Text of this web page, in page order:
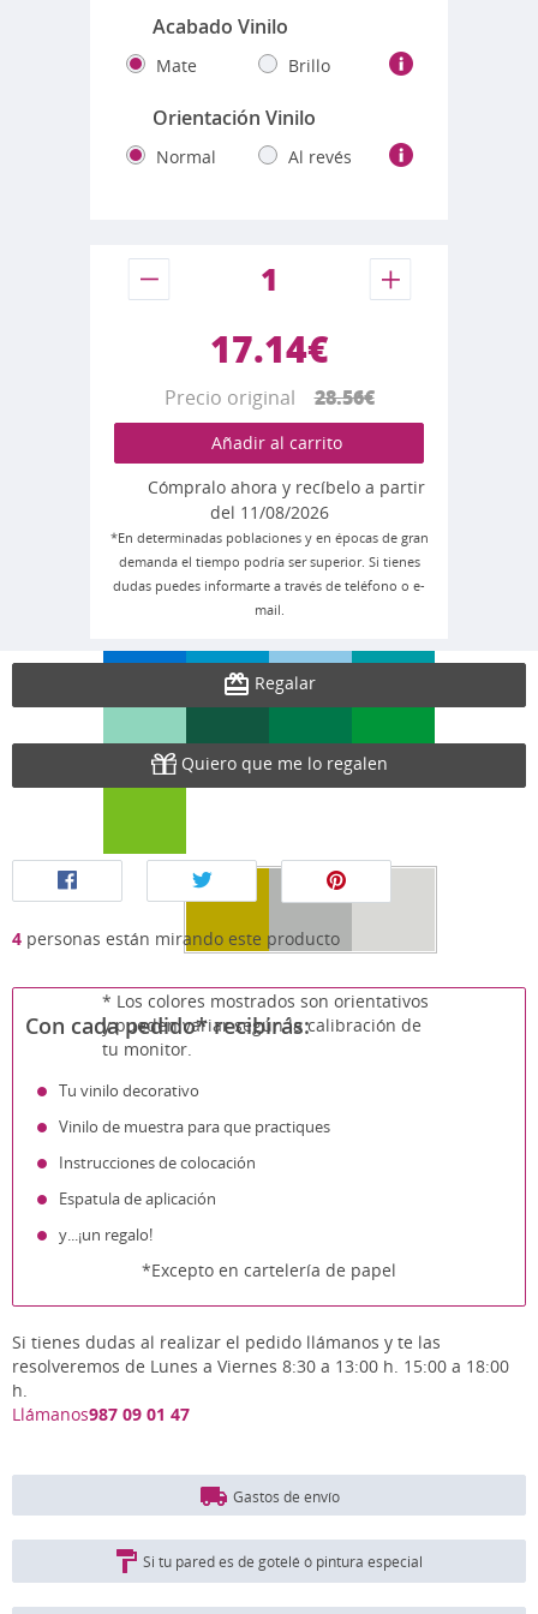
* Los colores mostrados son orientativos
y pueden variar según la calibración de
tu monitor.
Acabado Vinilo
Mate Brillo
Orientación Vinilo
Normal Al revés
17.14€
Precio original28.56€
Añadir al carrito
Cómpralo ahora y recíbelo a partir
del 11/08/2026
*En determinadas poblaciones y en épocas de gran
demanda el tiempo podría ser superior. Si tienes
dudas puedes informarte a través de teléfono o e-
mail.
Regalar
Quiero que me lo regalen
4 personas están mirando este producto
Con cada pedido* recibirás:
Tu vinilo decorativo
Vinilo de muestra para que practiques
Instrucciones de colocación
Espatula de aplicación
y...¡un regalo!
*Excepto en cartelería de papel
Si tienes dudas al realizar el pedido llámanos y te las
resolveremos de Lunes a Viernes 8:30 a 13:00 h. 15:00 a 18:00
h.
Llámanos987 09 01 47
Gastos de envío
Si tu pared es de gotelé ó pintura especial